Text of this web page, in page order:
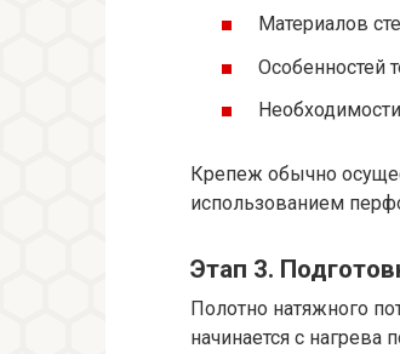
Материалов
Особенностей
Крепеж обычно
использованием
Этап 3.
Полотно натяжного
начинается с нагрева